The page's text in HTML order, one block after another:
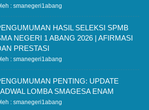
: smanegeri1abang
HASIL SELEKSI SPMB
NEGERI 1 ABANG 2026 | AFIRMASI
PRESTASI
: smanegeri1abang
PENTING: UPDATE
LOMBA SMAGESA ENAM
: smanegeri1abang